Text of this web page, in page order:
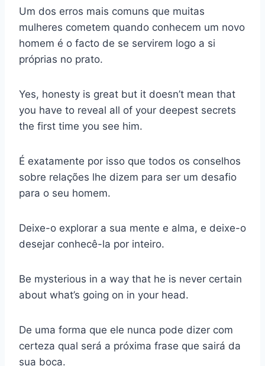
Um dos erros mais comuns que muitas
mulheres cometem quando conhecem um novo
homem é o facto de se servirem logo a si
próprias no prato.
Yes, honesty is great but it doesn’t mean that
you have to reveal all of your deepest secrets
the first time you see him.
É exatamente por isso que todos os conselhos
sobre relações lhe dizem para ser um desafio
para o seu homem.
Deixe-o explorar a sua mente e alma, e deixe-o
desejar conhecê-la por inteiro.
Be mysterious in a way that he is never certain
about what’s going on in your head.
De uma forma que ele nunca pode dizer com
certeza qual será a próxima frase que sairá da
sua boca.